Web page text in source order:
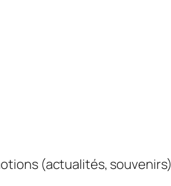
(actualités, souvenirs)